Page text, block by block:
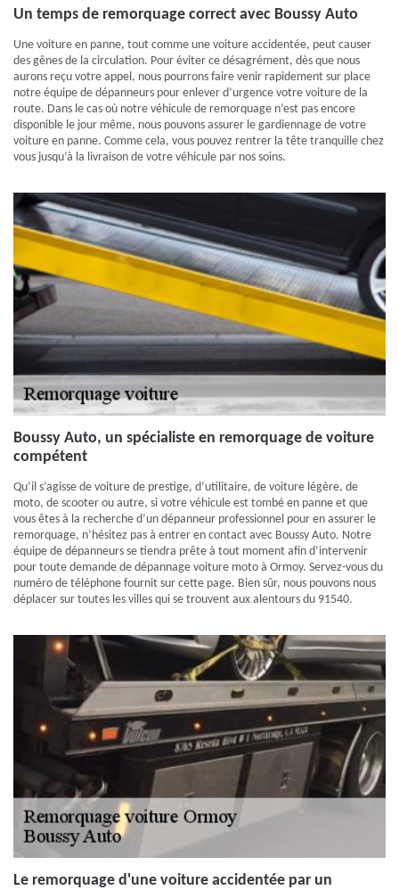
Un temps de remorquage correct avec Boussy Auto
Une voiture en panne, tout comme une voiture accidentée, peut causer
des gênes de la circulation. Pour éviter ce désagrément, dès que nous
aurons reçu votre appel, nous pourrons faire venir rapidement sur place
notre équipe de dépanneurs pour enlever d’urgence votre voiture de la
route. Dans le cas où notre véhicule de remorquage n’est pas encore
disponible le jour même, nous pouvons assurer le gardiennage de votre
voiture en panne. Comme cela, vous pouvez rentrer la tête tranquille chez
vous jusqu’à la livraison de votre véhicule par nos soins.
Boussy Auto, un spécialiste en remorquage de voiture
compétent
Qu’il s’agisse de voiture de prestige, d’utilitaire, de voiture légère, de
moto, de scooter ou autre, si votre véhicule est tombé en panne et que
vous êtes à la recherche d’un dépanneur professionnel pour en assurer le
remorquage, n’hésitez pas à entrer en contact avec Boussy Auto. Notre
équipe de dépanneurs se tiendra prête à tout moment afin d’intervenir
pour toute demande de dépannage voiture moto à Ormoy. Servez-vous du
numéro de téléphone fournit sur cette page. Bien sûr, nous pouvons nous
déplacer sur toutes les villes qui se trouvent aux alentours du 91540.
Le remorquage d'une voiture accidentée par un